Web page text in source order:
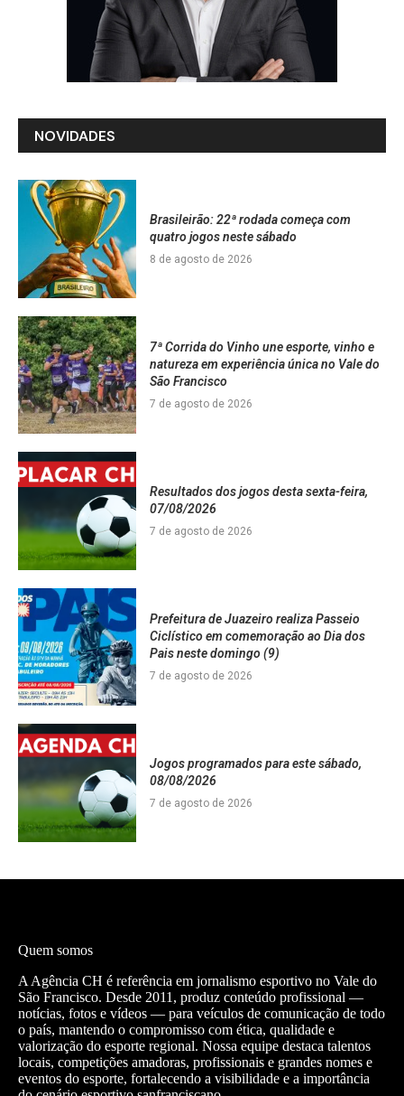
NOVIDADES
Brasileirão: 22ª rodada começa com
quatro jogos neste sábado
8 de agosto de 2026
7ª Corrida do Vinho une esporte, vinho e
natureza em experiência única no Vale do
São Francisco
7 de agosto de 2026
Resultados dos jogos desta sexta-feira,
07/08/2026
7 de agosto de 2026
Prefeitura de Juazeiro realiza Passeio
Ciclístico em comemoração ao Dia dos
Pais neste domingo (9)
7 de agosto de 2026
Jogos programados para este sábado,
08/08/2026
7 de agosto de 2026
Quem somos
A Agência CH é referência em jornalismo esportivo no Vale do
São Francisco. Desde 2011, produz conteúdo profissional —
notícias, fotos e vídeos — para veículos de comunicação de todo
o país, mantendo o compromisso com ética, qualidade e
valorização do esporte regional. Nossa equipe destaca talentos
locais, competições amadoras, profissionais e grandes nomes e
eventos do esporte, fortalecendo a visibilidade e a importância